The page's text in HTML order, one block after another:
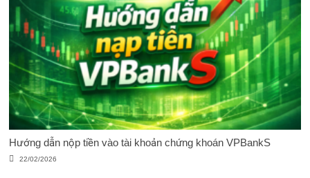
Hướng dẫn nộp tiền vào tài khoản chứng khoán VPBankS
22/02/2026